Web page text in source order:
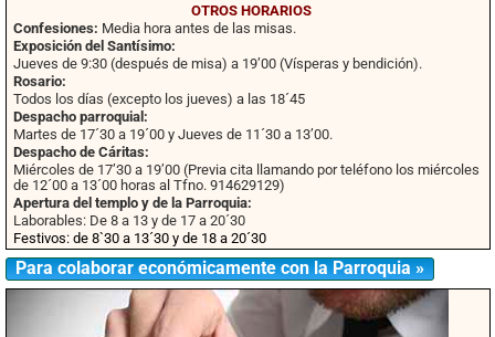
OTROS HORARIOS
Confesiones: Media hora antes de las misas.
Exposición del Santísimo:
Jueves de 9:30 (después de misa) a 19’00 (Vísperas y bendición).
Rosario:
Todos los días (excepto los jueves) a las 18´45
Despacho parroquial:
Martes de 17´30 a 19´00 y Jueves de 11´30 a 13’00.
Despacho de Cáritas:
Miércoles de 17’30 a 19’00 (Previa cita llamando por teléfono los miércoles
de 12´00 a 13´00 horas al Tfno. 914629129)
Apertura del templo y de la Parroquia:
Laborables: De 8 a 13 y de 17 a 20´30
Festivos: de 8`30 a 13´30 y de 18 a 20´30
Para colaborar económicamente con la Parroquia »